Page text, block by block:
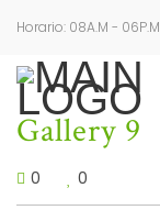
Horario: 08A.M - 06P.M
Gallery 9
0 0